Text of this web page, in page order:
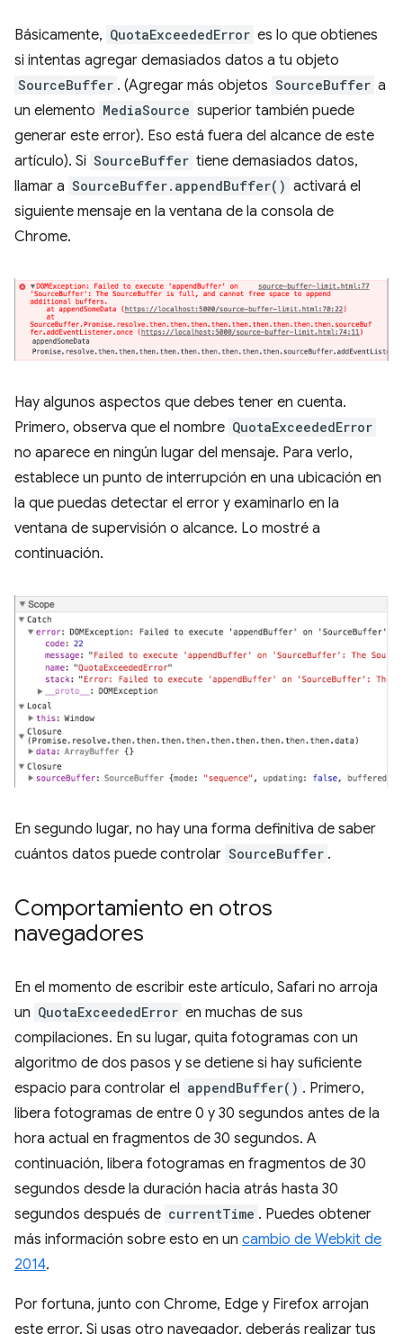
Básicamente, QuotaExceededError es lo que obtienes
si intentas agregar demasiados datos a tu objeto
SourceBuffer . (Agregar más objetos SourceBuffer a
un elemento MediaSource superior también puede
generar este error). Eso está fuera del alcance de este
artículo). Si SourceBuffer tiene demasiados datos,
llamar a SourceBuffer.appendBuffer() activará el
siguiente mensaje en la ventana de la consola de
Chrome.
Hay algunos aspectos que debes tener en cuenta.
Primero, observa que el nombre QuotaExceededError
no aparece en ningún lugar del mensaje. Para verlo,
establece un punto de interrupción en una ubicación en
la que puedas detectar el error y examinarlo en la
ventana de supervisión o alcance. Lo mostré a
continuación.
En segundo lugar, no hay una forma definitiva de saber
cuántos datos puede controlar SourceBuffer .
Comportamiento en otros
navegadores
En el momento de escribir este artículo, Safari no arroja
un QuotaExceededError en muchas de sus
compilaciones. En su lugar, quita fotogramas con un
algoritmo de dos pasos y se detiene si hay suficiente
espacio para controlar el appendBuffer() . Primero,
libera fotogramas de entre 0 y 30 segundos antes de la
hora actual en fragmentos de 30 segundos. A
continuación, libera fotogramas en fragmentos de 30
segundos desde la duración hacia atrás hasta 30
segundos después de currentTime . Puedes obtener
más información sobre esto en un cambio de Webkit de
2014.
Por fortuna, junto con Chrome, Edge y Firefox arrojan
este error. Si usas otro navegador, deberás realizar tus